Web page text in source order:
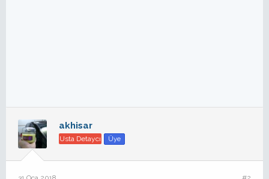
akhisar
Usta Detaycı Üye